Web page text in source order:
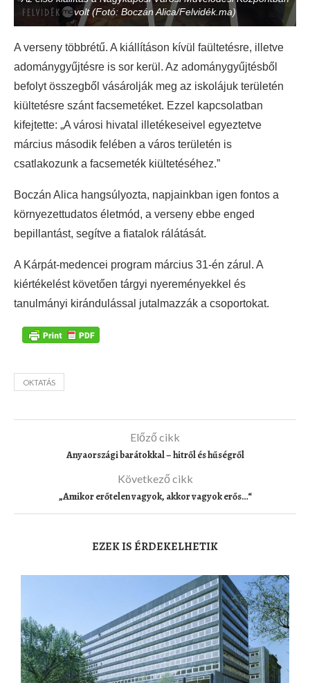
volt (Fotó: Boczán Alica/Felvidék.ma)
A verseny többrétű. A kiállításon kívül faültetésre, illetve
adománygyűjtésre is sor kerül. Az adománygyűjtésből
befolyt összegből vásárolják meg az iskolájuk területén
kiültetésre szánt facsemetéket. Ezzel kapcsolatban
kifejtette: „A városi hivatal illetékeseivel egyeztetve
március második felében a város területén is
csatlakozunk a facsemeték kiültetéséhez.”
Boczán Alica hangsúlyozta, napjainkban igen fontos a
környezettudatos életmód, a verseny ebbe enged
bepillantást, segítve a fiatalok rálátását.
A Kárpát-medencei program március 31-én zárul. A
kiértékelést követően tárgyi nyereményekkel és
tanulmányi kirándulással jutalmazzák a csoportokat.
OKTATÁS
Előző cikk
Anyaországi barátokkal – hitről és hűségről
Következő cikk
„Amikor erőtelen vagyok, akkor vagyok erős…“
EZEK IS ÉRDEKELHETIK